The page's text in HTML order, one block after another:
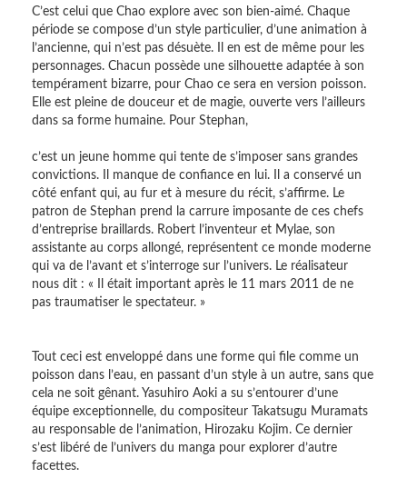
C’est celui que Chao explore avec son bien-aimé. Chaque
période se compose d’un style particulier, d’une animation à
l’ancienne, qui n’est pas désuète. Il en est de même pour les
personnages. Chacun possède une silhouette adaptée à son
tempérament bizarre, pour Chao ce sera en version poisson.
Elle est pleine de douceur et de magie, ouverte vers l’ailleurs
dans sa forme humaine. Pour Stephan,
c’est un jeune homme qui tente de s’imposer sans grandes
convictions. Il manque de confiance en lui. Il a conservé un
côté enfant qui, au fur et à mesure du récit, s’affirme. Le
patron de Stephan prend la carrure imposante de ces chefs
d’entreprise braillards. Robert l’inventeur et Mylae, son
assistante au corps allongé, représentent ce monde moderne
qui va de l’avant et s’interroge sur l’univers. Le réalisateur
nous dit : « Il était important après le 11 mars 2011 de ne
pas traumatiser le spectateur. »
Tout ceci est enveloppé dans une forme qui file comme un
poisson dans l’eau, en passant d’un style à un autre, sans que
cela ne soit gênant. Yasuhiro Aoki a su s’entourer d’une
équipe exceptionnelle, du compositeur Takatsugu Muramats
au responsable de l’animation, Hirozaku Kojim. Ce dernier
s’est libéré de l’univers du manga pour explorer d’autre
facettes.